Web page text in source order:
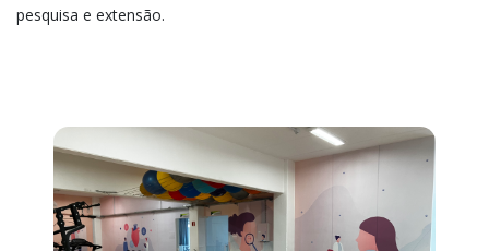
pesquisa e extensão.